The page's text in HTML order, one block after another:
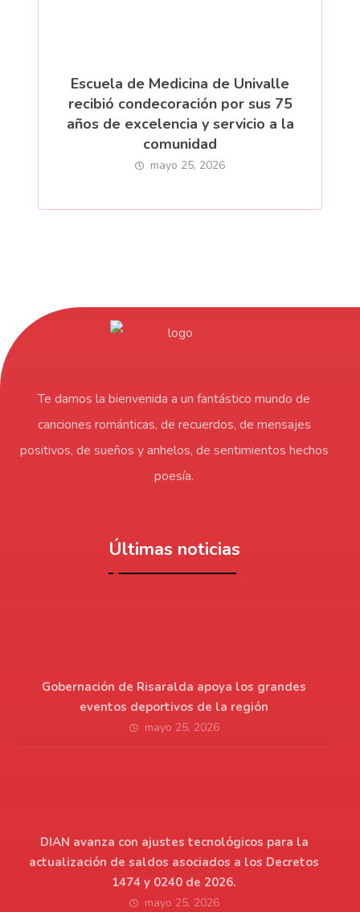
Escuela de Medicina de Univalle
recibió condecoración por sus 75
años de excelencia y servicio a la
comunidad
mayo 25, 2026
Te damos la bienvenida a un fantástico mundo de
canciones románticas, de recuerdos, de mensajes
positivos, de sueños y anhelos, de sentimientos hechos
poesía.
Últimas noticias
Gobernación de Risaralda apoya los grandes
eventos deportivos de la región
mayo 25, 2026
DIAN avanza con ajustes tecnológicos para la
actualización de saldos asociados a los Decretos
1474 y 0240 de 2026.
mayo 25, 2026